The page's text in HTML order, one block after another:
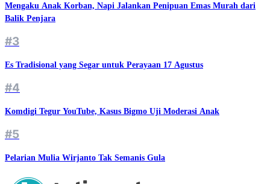
Mengaku Anak Korban, Napi Jalankan Penipuan Emas Murah dari
Balik Penjara
#3
Es Tradisional yang Segar untuk Perayaan 17 Agustus
#4
Komdigi Tegur YouTube, Kasus Bigmo Uji Moderasi Anak
#5
Pelarian Mulia Wirjanto Tak Semanis Gula